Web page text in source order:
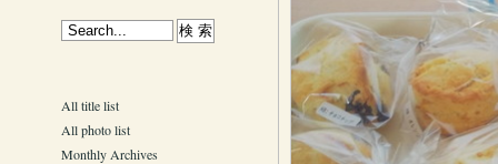
All title list
All photo list
Monthly Archives